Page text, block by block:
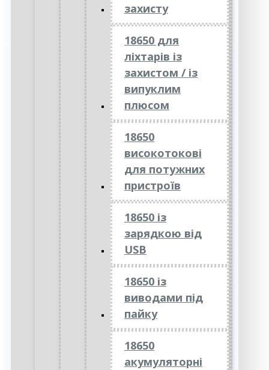
захисту
18650 для
ліхтарів із
захистом / із
випуклим
плюсом
18650
високотокові
для потужних
пристроїв
18650 із
зарядкою від
USB
18650 із
виводами під
пайку
18650
акумуляторні